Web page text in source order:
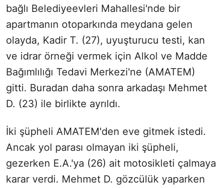
bağlı Belediyeevleri Mahallesi'nde bir
apartmanın otoparkında meydana gelen
olayda, Kadir T. (27), uyuşturucu testi, kan
ve idrar örneği vermek için Alkol ve Madde
Bağımlılığı Tedavi Merkezi'ne (AMATEM)
gitti. Buradan daha sonra arkadaşı Mehmet
D. (23) ile birlikte ayrıldı.
İki şüpheli AMATEM'den eve gitmek istedi.
Ancak yol parası olmayan iki şüpheli,
gezerken E.A.'ya (26) ait motosikleti çalmaya
karar verdi. Mehmet D. gözcülük yaparken